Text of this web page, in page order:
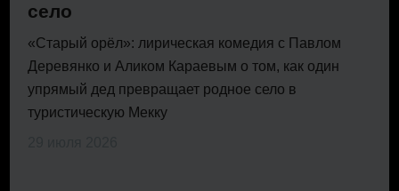
село
«Старый орёл»: лирическая комедия с Павлом
Деревянко и Аликом Караевым о том, как один
упрямый дед превращает родное село в
туристическую Мекку